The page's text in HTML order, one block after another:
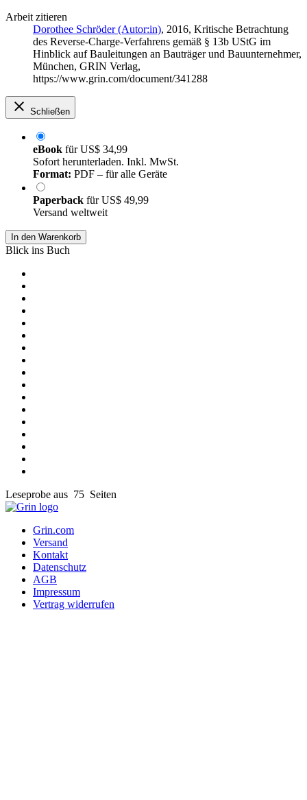
Arbeit zitieren
Dorothee Schröder (Autor:in), 2016, Kritische Betrachtung
des Reverse-Charge-Verfahrens gemäß § 13b UStG im
Hinblick auf Bauleitungen an Bauträger und Bauunternehmer,
München, GRIN Verlag,
https://www.grin.com/document/341288
Schließen
eBook fürUS$ 34,99
Sofort herunterladen. Inkl. MwSt.
Format: PDF – für alle Geräte
Paperback fürUS$ 49,99
Versand weltweit
In den Warenkorb
Blick ins Buch
Leseprobe aus 75 Seiten
Grin.com
Versand
Kontakt
Datenschutz
AGB
Impressum
Vertrag widerrufen